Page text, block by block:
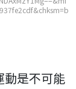
動是不可能